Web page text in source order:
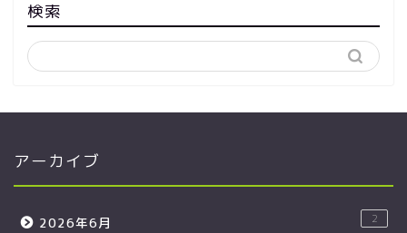
検索
アーカイブ
2026年6月 2